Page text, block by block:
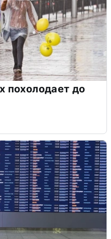
похолодает до